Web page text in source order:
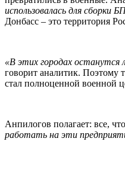
использовалась для сборки
Донбасс – это территория
«В этих городах останутся
говорит аналитик. Поэтому
стал полноценной военной
Анпилогов полагает: все,
работать на эти